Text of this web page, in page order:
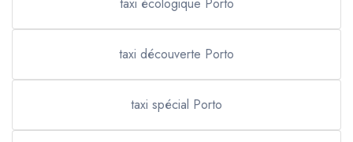
taxi découverte Porto
taxi spécial Porto